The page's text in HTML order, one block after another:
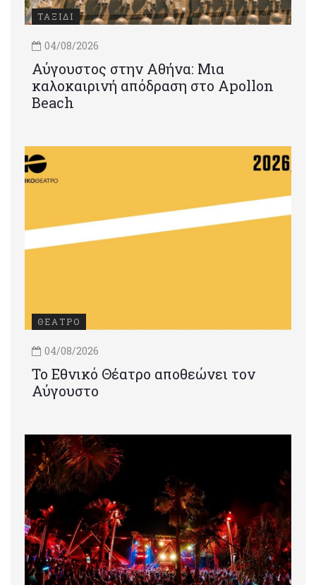
ΤΑΞΙΔΙ
04/08/2026
Αύγουστος στην Αθήνα: Μια
καλοκαιρινή απόδραση στο Apollon
Beach
ΘΕΑΤΡΟ
04/08/2026
Το Εθνικό Θέατρο αποθεώνει τον
Αύγουστο